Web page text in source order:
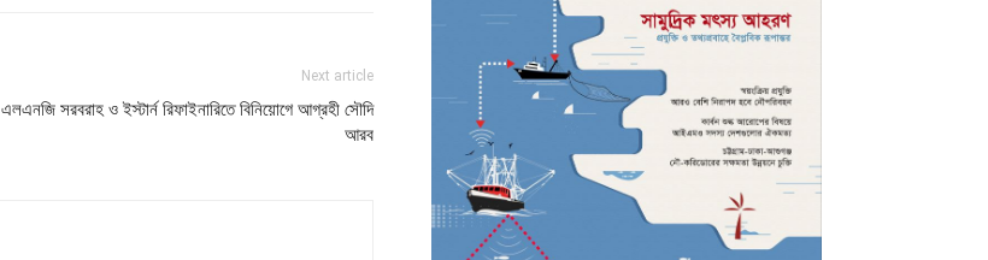
Next article
এলএনজি সরবরাহ ও ইস্টার্ন রিফাইনারিতে বিনিয়োগে আগ্রহী সৌদি
আরব